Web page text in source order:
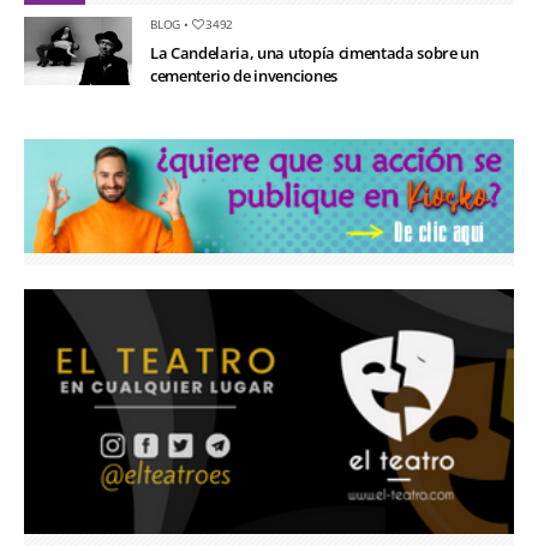
BLOG • 3492
La Candelaria, una utopía cimentada sobre un
cementerio de invenciones